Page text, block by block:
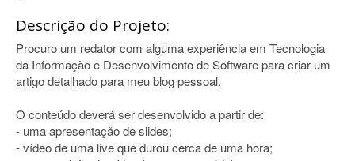
Descrição do Projeto:
Procuro um redator com alguma experiência em Tecnologia
da Informação e Desenvolvimento de Software para criar um
artigo detalhado para meu blog pessoal.
O conteúdo deverá ser desenvolvido a partir de:
- uma apresentação de slides;
- vídeo de uma live que durou cerca de uma hora;